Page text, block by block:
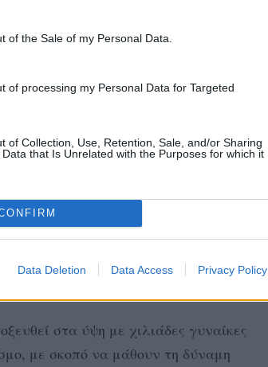
of the Sale of my Personal Data.
of processing my Personal Data for Targeted
of Collection, Use, Retention, Sale, and/or Sharing
that Is Unrelated with the Purposes for which it
Data Deletion Data Access Privacy Policy
στα ύψη με χιλιάδες γυναίκες
με σκοπό να μάθουν τη δύναμη